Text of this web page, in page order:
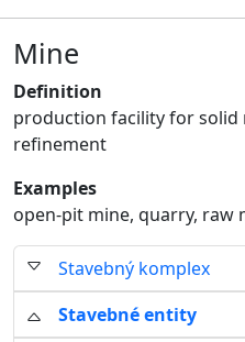
Stavebný komplex
Stavebné entity
Mine
Definition
production facility for
refinement
Examples
open-pit mine, quarry, raw